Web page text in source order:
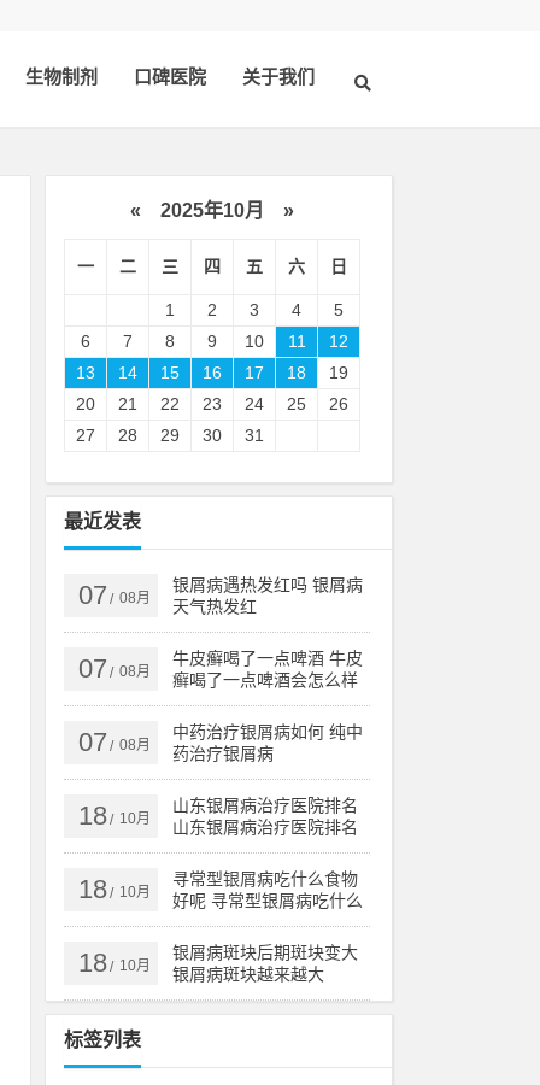
生物制剂 口碑医院 关于我们
« 2025年10月 »
一 二 三 四 五 六 日
1 2 3 4
5
6
7 8 9 10 11
12
13
14 15 16 17 18
19
20
21 22 23 24 25
26
27
28 29 30 31
最近发表
07 / 08月
银屑病遇热发红吗 银屑病
天气热发红
07 / 08月
牛皮癣喝了一点啤酒 牛皮
癣喝了一点啤酒会怎么样
07 / 08月
中药治疗银屑病如何 纯中
药治疗银屑病
18/ 10月
山东银屑病治疗医院排名
山东银屑病治疗医院排名
榜
18/ 10月
寻常型银屑病吃什么食物
好呢 寻常型银屑病吃什么
药效果好
18/ 10月
银屑病斑块后期斑块变大
银屑病斑块越来越大
标签列表